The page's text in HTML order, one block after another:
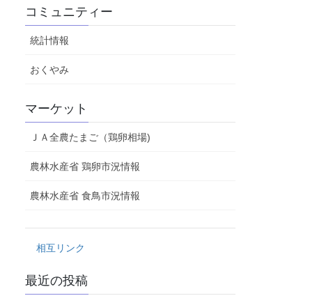
コミュニティー
統計情報
おくやみ
マーケット
ＪＡ全農たまご（鶏卵相場)
農林水産省 鶏卵市況情報
農林水産省 食鳥市況情報
相互リンク
最近の投稿